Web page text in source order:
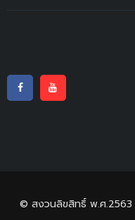
© สงวนลิขสิทธิ์ พ.ศ.2563